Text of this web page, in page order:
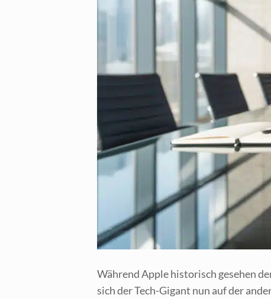
Wäh­rend Apple his­to­risch gese­hen
sich der Tech-Gigant nun auf der